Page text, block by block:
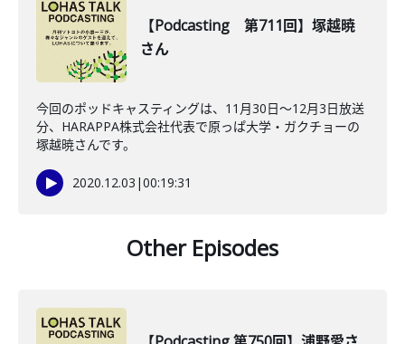
【Podcasting 第711回】塚越暁
さん
今回のポッドキャスティングは、11月30日〜12月3日放送
分、HARAPPA株式会社代表で原っぱ大学・ガクチョーの
塚越暁さんです。
2020.12.03 |00:19:31
Other Episodes